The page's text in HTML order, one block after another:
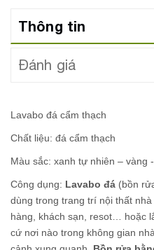
Thông tin
Đánh giá
Lavabo đá cẩm thạch
Chất liệu: đá cẩm thạch
Màu sắc: xanh tự nhiên – vàng
Công dụng: Lavabo đá (bồn
dùng trong trang trí nội thất
hàng, khách sạn, resot… hoặc
cứ nơi nào trong không gian